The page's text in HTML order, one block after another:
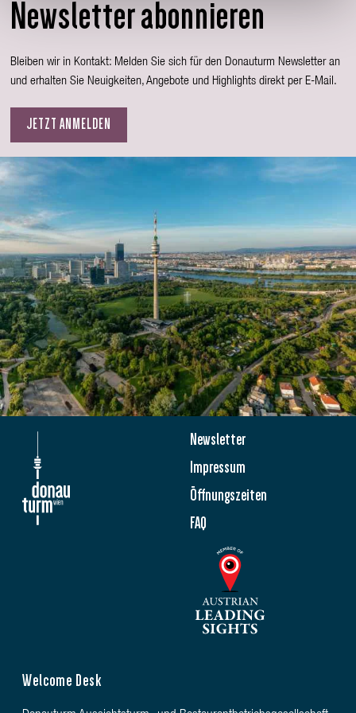
Newsletter abonnieren
Bleiben wir in Kontakt: Melden Sie sich für den Donauturm Newsletter an
und erhalten Sie Neuigkeiten, Angebote und Highlights direkt per E-Mail.
JETZT ANMELDEN
Newsletter
Impressum
Öffnungszeiten
FAQ
Welcome Desk